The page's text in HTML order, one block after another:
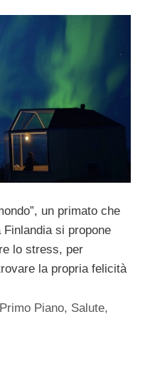
un primato che
si propone
lo stress, per
la propria felicità
Primo Piano, Salute,